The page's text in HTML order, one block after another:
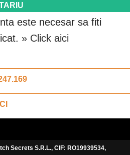
este necesar sa fiti
» Click aici
Secrets S.R.L., CIF: RO19939534,